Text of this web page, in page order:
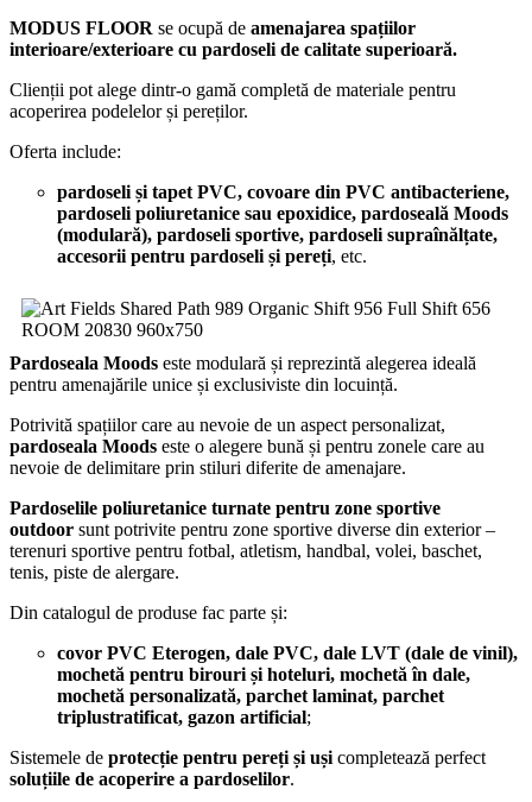
MODUS FLOOR se ocupă de amenajarea spațiilor
interioare/exterioare cu pardoseli de calitate superioară.
Clienții pot alege dintr-o gamă completă de materiale pentru
acoperirea podelelor și pereților.
Oferta include:
pardoseli și tapet PVC, covoare din PVC antibacteriene,
pardoseli poliuretanice sau epoxidice, pardoseală Moods
(modulară), pardoseli sportive, pardoseli supraînălțate,
accesorii pentru pardoseli și pereți, etc.
Pardoseala Moods este modulară și reprezintă alegerea ideală
pentru amenajările unice și exclusiviste din locuință.
Potrivită spațiilor care au nevoie de un aspect personalizat,
pardoseala Moods este o alegere bună și pentru zonele care au
nevoie de delimitare prin stiluri diferite de amenajare.
Pardoselile poliuretanice turnate pentru zone sportive
outdoor sunt potrivite pentru zone sportive diverse din exterior –
terenuri sportive pentru fotbal, atletism, handbal, volei, baschet,
tenis, piste de alergare.
Din catalogul de produse fac parte și:
covor PVC Eterogen, dale PVC, dale LVT (dale de vinil),
mochetă pentru birouri și hoteluri, mochetă în dale,
mochetă personalizată, parchet laminat, parchet
triplustratificat, gazon artificial;
Sistemele de protecție pentru pereți și uși completează perfect
soluțiile de acoperire a pardoselilor.